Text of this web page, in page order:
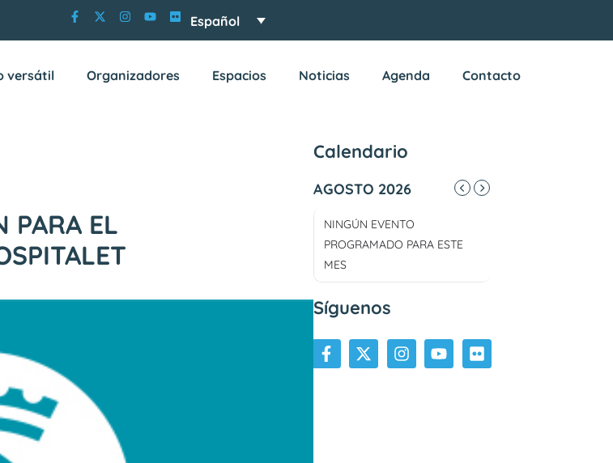
Español
versátil Organizadores Espacios Noticias Agenda Contacto
PARA EL
Calendario
AGOSTO 2026
NINGÚN EVENTO
PROGRAMADO PARA ESTE
MES
Síguenos